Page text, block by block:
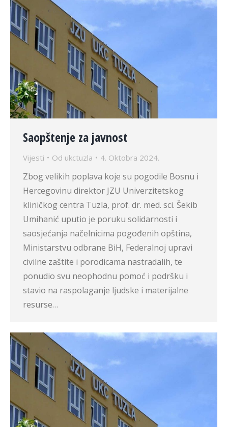
Saopštenje za javnost
Vijesti Od ukctuzla 4. Oktobra 2024.
Zbog velikih poplava koje su pogodile Bosnu i
Hercegovinu direktor JZU Univerzitetskog
kliničkog centra Tuzla, prof. dr. med. sci. Šekib
Umihanić uputio je poruku solidarnosti i
saosjećanja načelnicima pogođenih opština,
Ministarstvu odbrane BiH, Federalnoj upravi
civilne zaštite i porodicama nastradalih, te
ponudio svu neophodnu pomoć i podršku i
stavio na raspolaganje ljudske i materijalne
resurse…